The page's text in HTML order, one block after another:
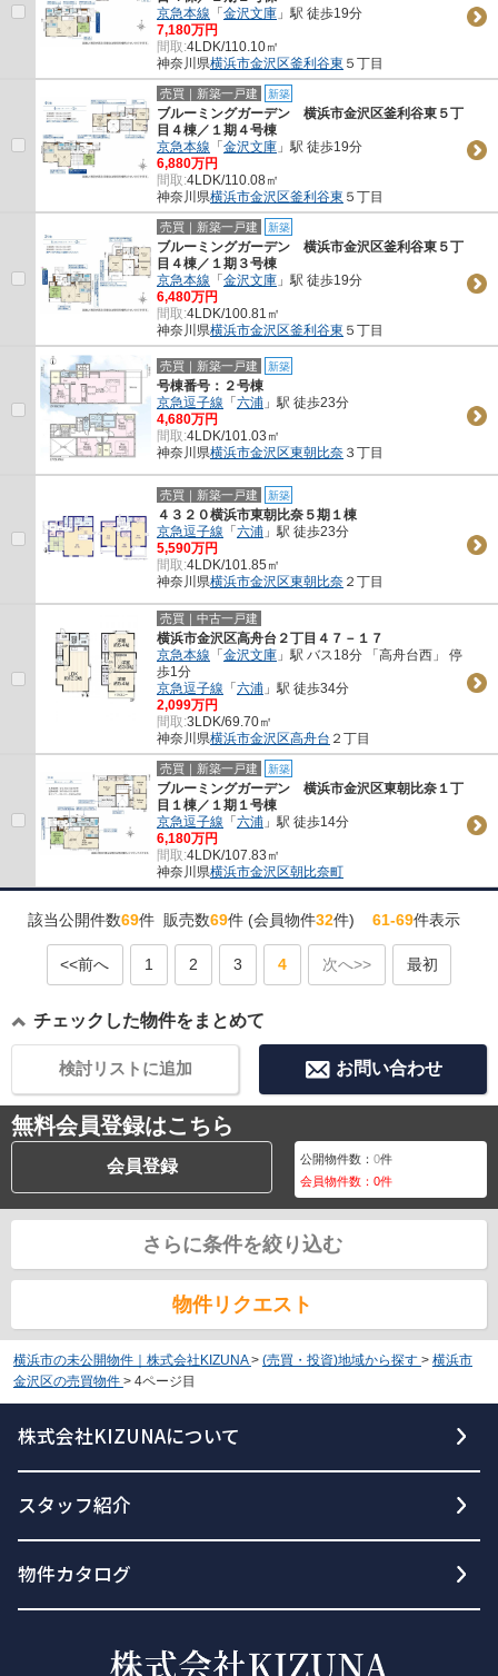
京急本線 「金沢文庫 」駅 徒歩19分
7,180万円
間取:4LDK/110.10㎡
神奈川県横浜市金沢区釜利谷東 ５丁目
売買｜新築一戸建 新築
ブルーミングガーデン 横浜市金沢区釜利谷東５丁
目４棟／１期４号棟
京急本線 「金沢文庫 」駅 徒歩19分
6,880万円
間取:4LDK/110.08㎡
神奈川県横浜市金沢区釜利谷東 ５丁目
売買｜新築一戸建 新築
ブルーミングガーデン 横浜市金沢区釜利谷東５丁
目４棟／１期３号棟
京急本線 「金沢文庫 」駅 徒歩19分
6,480万円
間取:4LDK/100.81㎡
神奈川県横浜市金沢区釜利谷東 ５丁目
売買｜新築一戸建 新築
号棟番号：２号棟
京急逗子線 「六浦 」駅 徒歩23分
4,680万円
間取:4LDK/101.03㎡
神奈川県横浜市金沢区東朝比奈 ３丁目
売買｜新築一戸建 新築
４３２０横浜市東朝比奈５期１棟
京急逗子線 「六浦 」駅 徒歩23分
5,590万円
間取:4LDK/101.85㎡
神奈川県横浜市金沢区東朝比奈 ２丁目
売買｜中古一戸建
横浜市金沢区高舟台２丁目４７－１７
京急本線 「金沢文庫 」駅 バス18分 「高舟台西」 停
歩1分
京急逗子線 「六浦 」駅 徒歩34分
2,099万円
間取:3LDK/69.70㎡
神奈川県横浜市金沢区高舟台 ２丁目
売買｜新築一戸建 新築
ブルーミングガーデン 横浜市金沢区東朝比奈１丁
目１棟／１期１号棟
京急逗子線 「六浦 」駅 徒歩14分
6,180万円
間取:4LDK/107.83㎡
神奈川県横浜市金沢区朝比奈町
該当公開件数69件 販売数69件 (会員物件32件) 61-69件表示
<<前へ 1 2 3 4 次へ>> 最初
チェックした物件をまとめて
お問い合わせ
検討リストに追加
無料会員登録はこちら
会員登録 公開物件数：0件
会員物件数：0件
さらに条件を絞り込む
物件リクエスト
横浜市の未公開物件｜株式会社KIZUNA > (売買・投資)地域から探す > 横浜市
金沢区の売買物件 > 4ページ目
株式会社KIZUNAについて
スタッフ紹介
物件カタログ